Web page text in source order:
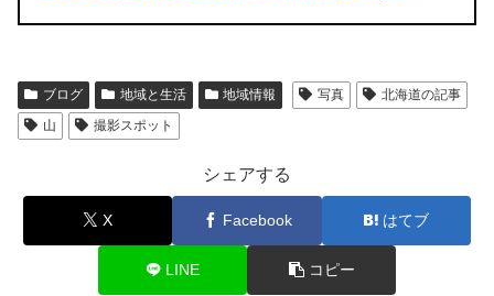
ブログ 地域と生活 地域情報 写真
北海道の記事
山
撮影スポット
シェアする
X Facebook はてブ
LINE コピー